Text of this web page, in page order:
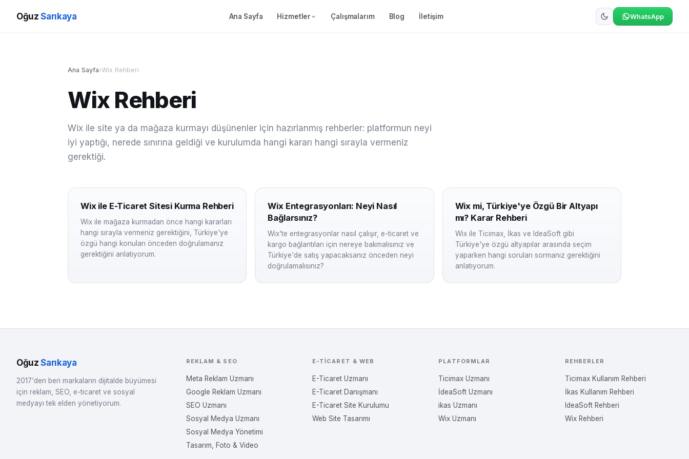
OğuzSarıkaya Ana Sayfa Hizmetler Çalışmalarım Blog İletişim WhatsApp
Ana Sayfa›Wix Rehberi
Wix Rehberi
Wix ile site ya da mağaza kurmayı düşünenler için hazırlanmış rehberler: platformun neyi
iyi yaptığı, nerede sınırına geldiği ve kurulumda hangi kararı hangi sırayla vermeniz
gerektiği.
Wix ile E-Ticaret Sitesi Kurma Rehberi
Wix ile mağaza kurmadan önce hangi kararları
hangi sırayla vermeniz gerektiğini, Türkiye'ye
özgü hangi konuları önceden doğrulamanız
gerektiğini anlatıyorum.
Wix Entegrasyonları: Neyi Nasıl
Bağlarsınız?
Wix'te entegrasyonlar nasıl çalışır, e-ticaret ve
kargo bağlantıları için nereye bakmalısınız ve
Türkiye'de satış yapacaksanız önceden neyi
doğrulamalısınız?
Wix mi, Türkiye'ye Özgü Bir Altyapı
mı? Karar Rehberi
Wix ile Ticimax, İkas ve IdeaSoft gibi
Türkiye'ye özgü altyapılar arasında seçim
yaparken hangi soruları sormanız gerektiğini
anlatıyorum.
OğuzSarıkaya
2017'den beri markaların dijitalde büyümesi
için reklam, SEO, e-ticaret ve sosyal
medyayı tek elden yönetiyorum.
REKLAM & SEO
Meta Reklam Uzmanı
Google Reklam Uzmanı
SEO Uzmanı
Sosyal Medya Uzmanı
Sosyal Medya Yönetimi
Tasarım, Foto & Video
E-TICARET & WEB
E-Ticaret Uzmanı
E-Ticaret Danışmanı
E-Ticaret Site Kurulumu
Web Site Tasarımı
PLATFORMLAR
Ticimax Uzmanı
İdeaSoft Uzmanı
ikas Uzmanı
Wix Uzmanı
REHBERLER
Ticimax Kullanım Rehberi
İkas Kullanım Rehberi
IdeaSoft Rehberi
Wix Rehberi